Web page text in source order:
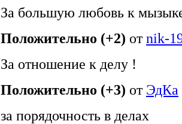
За большую любовь к
Положительно (+2) отnik-
За отношение к делу !
Положительно (+3) от ЭдКа
за порядочность в делах